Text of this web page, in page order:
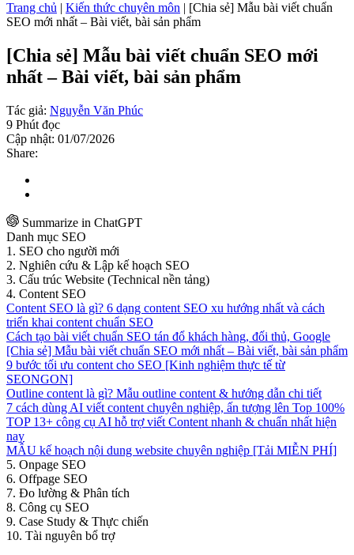
Trang chủ | Kiến thức chuyên môn | [Chia sẻ] Mẫu bài viết chuẩn
SEO mới nhất – Bài viết, bài sản phẩm
[Chia sẻ] Mẫu bài viết chuẩn SEO mới
nhất – Bài viết, bài sản phẩm
Tác giả: Nguyễn Văn Phúc
9 Phút đọc
Cập nhật: 01/07/2026
Share:
Summarize in ChatGPT
Danh mục SEO
1. SEO cho người mới
2. Nghiên cứu & Lập kế hoạch SEO
3. Cấu trúc Website (Technical nền tảng)
4. Content SEO
Content SEO là gì? 6 dạng content SEO xu hướng nhất và cách
triển khai content chuẩn SEO
Cách tạo bài viết chuẩn SEO tán đổ khách hàng, đối thủ, Google
[Chia sẻ] Mẫu bài viết chuẩn SEO mới nhất – Bài viết, bài sản phẩm
9 bước tối ưu content cho SEO [Kinh nghiệm thực tế từ
SEONGON]
Outline content là gì? Mẫu outline content & hướng dẫn chi tiết
7 cách dùng AI viết content chuyên nghiệp, ấn tượng lên Top 100%
TOP 13+ công cụ AI hỗ trợ viết Content nhanh & chuẩn nhất hiện
nay
MẪU kế hoạch nội dung website chuyên nghiệp [Tải MIỄN PHÍ]
5. Onpage SEO
6. Offpage SEO
7. Đo lường & Phân tích
8. Công cụ SEO
9. Case Study & Thực chiến
10. Tài nguyên bổ trợ